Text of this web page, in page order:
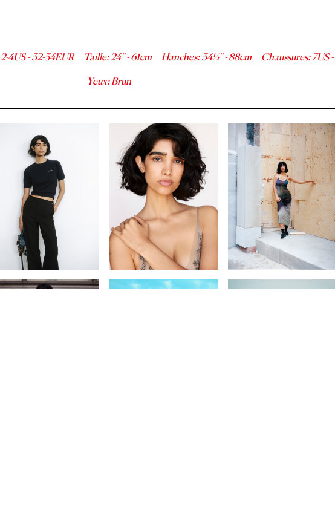
2-4US -32-34EUR Taille:24''-61cm Hanches:34½''-88cm Chaussures:7US -
Yeux:Brun